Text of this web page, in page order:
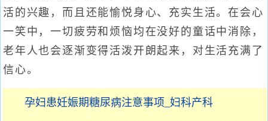
活的兴趣，而且还能愉悦身心、充实生活。在会心
一笑中，一切疲劳和烦恼均在没好的童话中消除，
老年人也会逐渐变得活泼开朗起来，对生活充满了
信心。
孕妇患妊娠期糖尿病注意事项_妇科产科